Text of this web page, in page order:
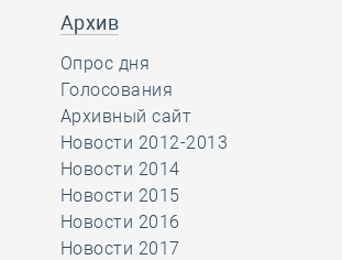
Архив
Опрос дня
Голосования
Архивный сайт
Новости 2012-2013
Новости 2014
Новости 2015
Новости 2016
Новости 2017